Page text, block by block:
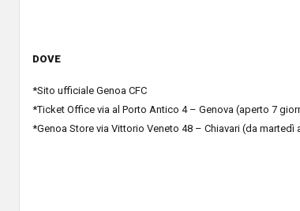
DOVE
*Sito ufficiale Genoa CFC
*Ticket Office via al Porto Antico 4 – Genova (aperto 7
*Genoa Store via Vittorio Veneto 48 – Chiavari (da martedì